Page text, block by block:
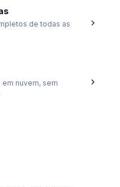
de todas as
nuvem, sem